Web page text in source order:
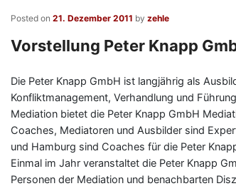
Vorstellung Peter Knapp
Posted on 21. Dezember 2011 by zehle
Die Peter Knapp GmbH ist langjährig als
Konfliktmanagement, Verhandlung und
Mediation bietet die Peter Knapp GmbH
Coaches, Mediatoren und Ausbilder sind
und Hamburg sind Coaches für die Peter
Einmal im Jahr veranstaltet die Peter Knapp
Personen der Mediation und benachbarten